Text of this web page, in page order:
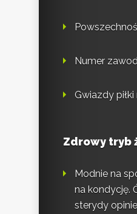
Numer
Gwiazdy piłki
Zdrowy tryb
Modnie na
na kondycję.
sterydy